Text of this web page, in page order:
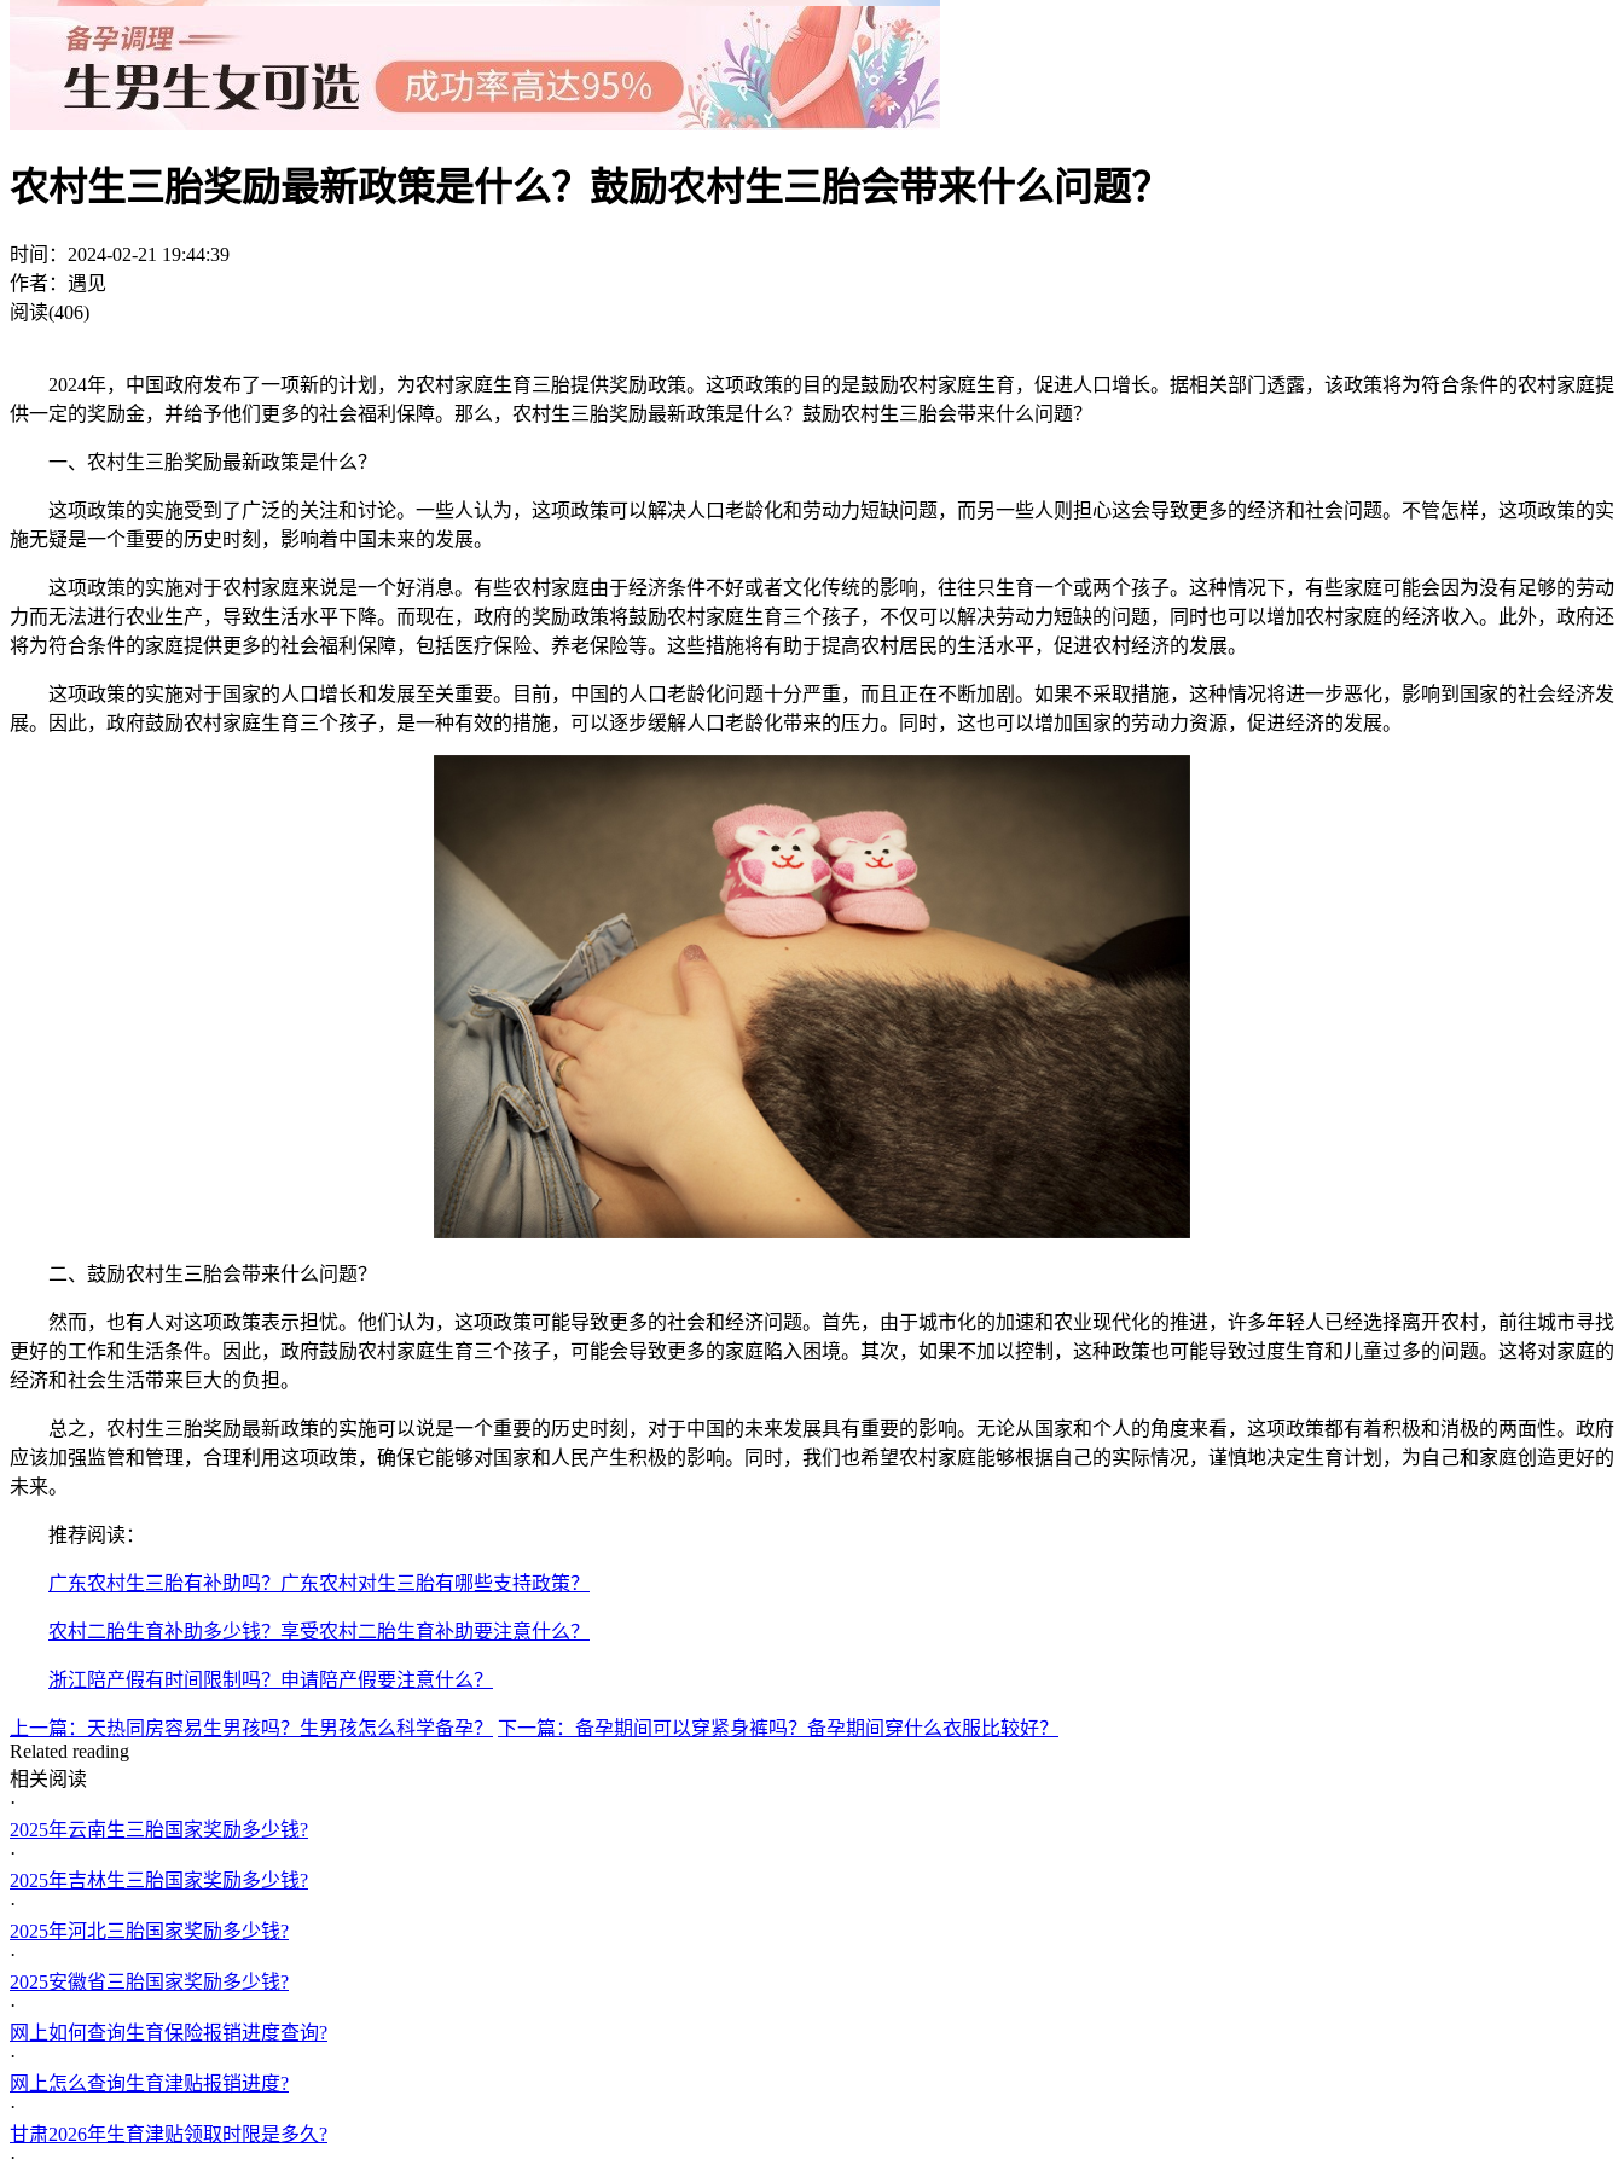
农村生三胎奖励最新政策是什么？鼓励农村生三胎会带来什么问题？
时间：2024-02-21 19:44:39
作者：遇见
阅读(406)
2024年，中国政府发布了一项新的计划，为农村家庭生育三胎提供奖励政策。这项政策的目的是鼓励农村家庭生育，促进人口增长。据相关部门透露，该政策将为符合条件的农村家庭提
供一定的奖励金，并给予他们更多的社会福利保障。那么，农村生三胎奖励最新政策是什么？鼓励农村生三胎会带来什么问题？
一、农村生三胎奖励最新政策是什么？
这项政策的实施受到了广泛的关注和讨论。一些人认为，这项政策可以解决人口老龄化和劳动力短缺问题，而另一些人则担心这会导致更多的经济和社会问题。不管怎样，这项政策的实
施无疑是一个重要的历史时刻，影响着中国未来的发展。
这项政策的实施对于农村家庭来说是一个好消息。有些农村家庭由于经济条件不好或者文化传统的影响，往往只生育一个或两个孩子。这种情况下，有些家庭可能会因为没有足够的劳动
力而无法进行农业生产，导致生活水平下降。而现在，政府的奖励政策将鼓励农村家庭生育三个孩子，不仅可以解决劳动力短缺的问题，同时也可以增加农村家庭的经济收入。此外，政府还
将为符合条件的家庭提供更多的社会福利保障，包括医疗保险、养老保险等。这些措施将有助于提高农村居民的生活水平，促进农村经济的发展。
这项政策的实施对于国家的人口增长和发展至关重要。目前，中国的人口老龄化问题十分严重，而且正在不断加剧。如果不采取措施，这种情况将进一步恶化，影响到国家的社会经济发
展。因此，政府鼓励农村家庭生育三个孩子，是一种有效的措施，可以逐步缓解人口老龄化带来的压力。同时，这也可以增加国家的劳动力资源，促进经济的发展。
二、鼓励农村生三胎会带来什么问题？
然而，也有人对这项政策表示担忧。他们认为，这项政策可能导致更多的社会和经济问题。首先，由于城市化的加速和农业现代化的推进，许多年轻人已经选择离开农村，前往城市寻找
更好的工作和生活条件。因此，政府鼓励农村家庭生育三个孩子，可能会导致更多的家庭陷入困境。其次，如果不加以控制，这种政策也可能导致过度生育和儿童过多的问题。这将对家庭的
经济和社会生活带来巨大的负担。
总之，农村生三胎奖励最新政策的实施可以说是一个重要的历史时刻，对于中国的未来发展具有重要的影响。无论从国家和个人的角度来看，这项政策都有着积极和消极的两面性。政府
应该加强监管和管理，合理利用这项政策，确保它能够对国家和人民产生积极的影响。同时，我们也希望农村家庭能够根据自己的实际情况，谨慎地决定生育计划，为自己和家庭创造更好的
未来。
推荐阅读：
广东农村生三胎有补助吗？广东农村对生三胎有哪些支持政策？
农村二胎生育补助多少钱？享受农村二胎生育补助要注意什么？
浙江陪产假有时间限制吗？申请陪产假要注意什么？
上一篇：天热同房容易生男孩吗？生男孩怎么科学备孕？
下一篇：备孕期间可以穿紧身裤吗？备孕期间穿什么衣服比较好？
Related reading
相关阅读
·
2025年云南生三胎国家奖励多少钱?
·
2025年吉林生三胎国家奖励多少钱?
·
2025年河北三胎国家奖励多少钱?
·
2025安徽省三胎国家奖励多少钱?
·
网上如何查询生育保险报销进度查询?
·
网上怎么查询生育津贴报销进度?
·
甘肃2026年生育津贴领取时限是多久?
·